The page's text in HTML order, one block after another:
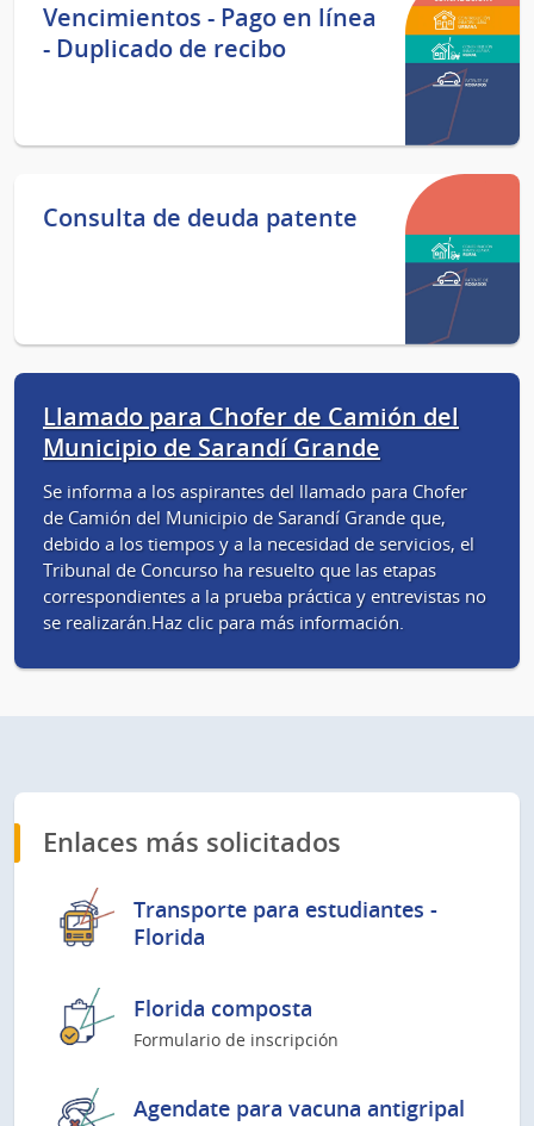
Vencimientos - Pago en línea
- Duplicado de recibo
Consulta de deuda patente
Llamado para Chofer de Camión del
Municipio de Sarandí Grande
Se informa a los aspirantes del llamado para Chofer
de Camión del Municipio de Sarandí Grande que,
debido a los tiempos y a la necesidad de servicios, el
Tribunal de Concurso ha resuelto que las etapas
correspondientes a la prueba práctica y entrevistas no
se realizarán.Haz clic para más información.
Enlaces más solicitados
Transporte para estudiantes -
Florida
Florida composta
Formulario de inscripción
Agendate para vacuna antigripal